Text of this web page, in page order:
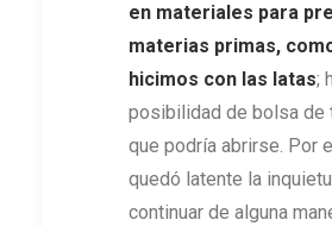
en materiales para
materias primas,
hicimos con las latas;
posibilidad de bolsa de
que podría abrirse. Por
quedó latente la
continuar de alguna